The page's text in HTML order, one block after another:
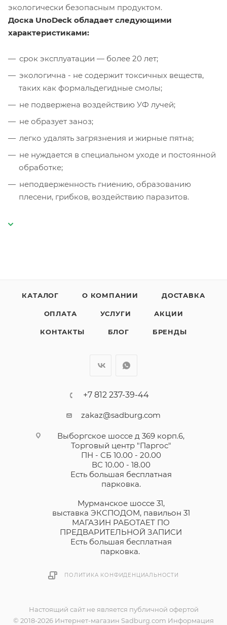
экологически безопасным продуктом.
Доска UnoDeck обладает следующими
характеристиками:
срок эксплуатации — более 20 лет;
экологична - не содержит токсичных веществ,
таких как формальдегидные смолы;
не подвержена воздействию УФ лучей;
не образует заноз;
легко удалять загрязнения и жирные пятна;
не нуждается в специальном уходе и постоянной
обработке;
неподверженность гниению, образованию
плесени, грибков, воздействию паразитов.
КАТАЛОГ О КОМПАНИИ ДОСТАВКА
ОПЛАТА УСЛУГИ АКЦИИ
КОНТАКТЫ БЛОГ БРЕНДЫ
+7 812 237-39-44
zakaz@sadburg.com
Выборгское шоссе д 369 корп.6,
Торговый центр "Паргос"
ПН - СБ 10.00 - 20.00
ВС 10.00 - 18.00
Есть большая бесплатная
парковка.
Мурманское шоссе 31,
выставка ЭКСПОДОМ, павильон 31
МАГАЗИН РАБОТАЕТ ПО
ПРЕДВАРИТЕЛЬНОЙ ЗАПИСИ
Есть большая бесплатная
парковка.
ПОЛИТИКА КОНФИДЕНЦИАЛЬНОСТИ
Настоящий сайт не является публичной офертой
© 2018-2026 Интернет-магазин Sadburg.com Информация